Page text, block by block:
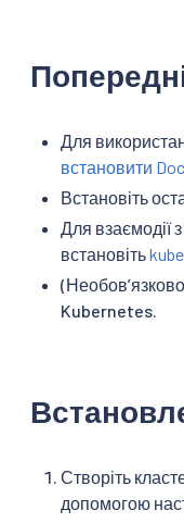
Для
встановити
Встановіть
Для взаємодії
встановіть
Kubernetes.
Створіть
допомогою